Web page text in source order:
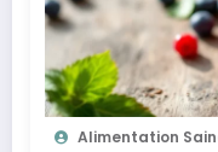
Alimentation